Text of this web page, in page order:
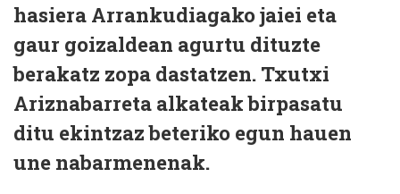
hasiera Arrankudiagako jaiei eta
gaur goizaldean agurtu dituzte
berakatz zopa dastatzen. Txutxi
Ariznabarreta alkateak birpasatu
ditu ekintzaz beteriko egun hauen
une nabarmenenak.